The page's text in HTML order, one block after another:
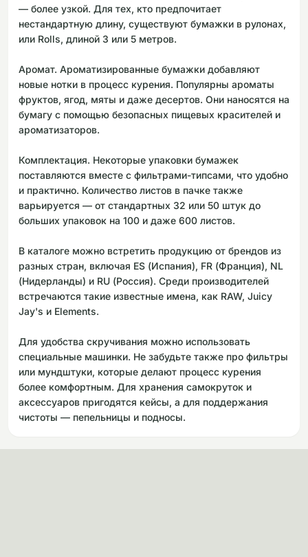
— более узкой. Для тех, кто предпочитает
нестандартную длину, существуют бумажки в рулонах,
или Rolls, длиной 3 или 5 метров.
Аромат. Ароматизированные бумажки добавляют
новые нотки в процесс курения. Популярны ароматы
фруктов, ягод, мяты и даже десертов. Они наносятся на
бумагу с помощью безопасных пищевых красителей и
ароматизаторов.
Комплектация. Некоторые упаковки бумажек
поставляются вместе с фильтрами-типсами, что удобно
и практично. Количество листов в пачке также
варьируется — от стандартных 32 или 50 штук до
больших упаковок на 100 и даже 600 листов.
В каталоге можно встретить продукцию от брендов из
разных стран, включая ES (Испания), FR (Франция), NL
(Нидерланды) и RU (Россия). Среди производителей
встречаются такие известные имена, как RAW, Juicy
Jay's и Elements.
Для удобства скручивания можно использовать
специальные машинки. Не забудьте также про фильтры
или мундштуки, которые делают процесс курения
более комфортным. Для хранения самокруток и
аксессуаров пригодятся кейсы, а для поддержания
чистоты — пепельницы и подносы.